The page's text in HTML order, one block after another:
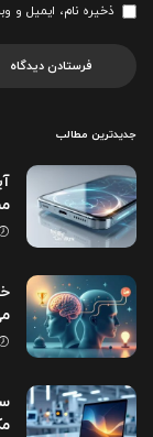
ذخیره نام، ایمیل و
جدیدترین مطالب